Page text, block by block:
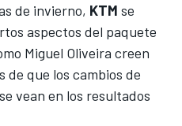
de invierno, KTM se
aspectos del paquete
Miguel Oliveira creen
de que los cambios de
vean en los resultados